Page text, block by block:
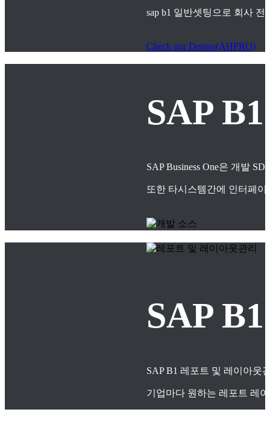
sap b1 일반셋팅으로 회사
Check our Demos(AHPRO)
SAP
SAP Business One은 개발
또한 타시스템간에 인터페
SAP
SAP B1 레포트 및 레이아웃
기업마다 원하는 레포트 레